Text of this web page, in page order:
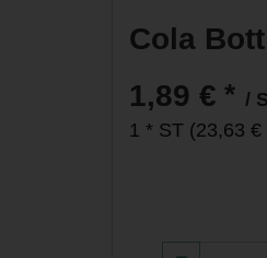
Cola
1,89 € * /
1 * ST (23,63
Anzahl